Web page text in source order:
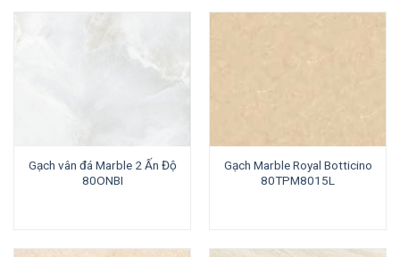
Gạch vân đá Marble 2 Ấn Độ
80ONBI
Gạch Marble Royal Botticino
80TPM8015L